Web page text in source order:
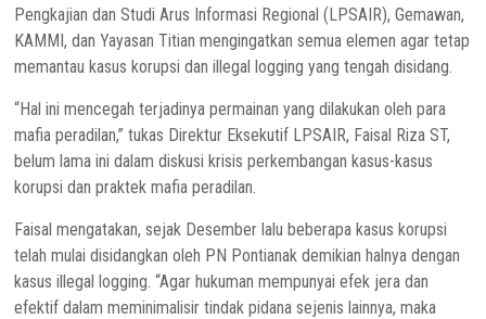
Pengkajian dan Studi Arus Informasi Regional (LPSAIR), Gemawan,
KAMMI, dan Yayasan Titian mengingatkan semua elemen agar tetap
memantau kasus korupsi dan illegal logging yang tengah disidang.
“Hal ini mencegah terjadinya permainan yang dilakukan oleh para
mafia peradilan,” tukas Direktur Eksekutif LPSAIR, Faisal Riza ST,
belum lama ini dalam diskusi krisis perkembangan kasus-kasus
korupsi dan praktek mafia peradilan.
Faisal mengatakan, sejak Desember lalu beberapa kasus korupsi
telah mulai disidangkan oleh PN Pontianak demikian halnya dengan
kasus illegal logging. “Agar hukuman mempunyai efek jera dan
efektif dalam meminimalisir tindak pidana sejenis lainnya, maka